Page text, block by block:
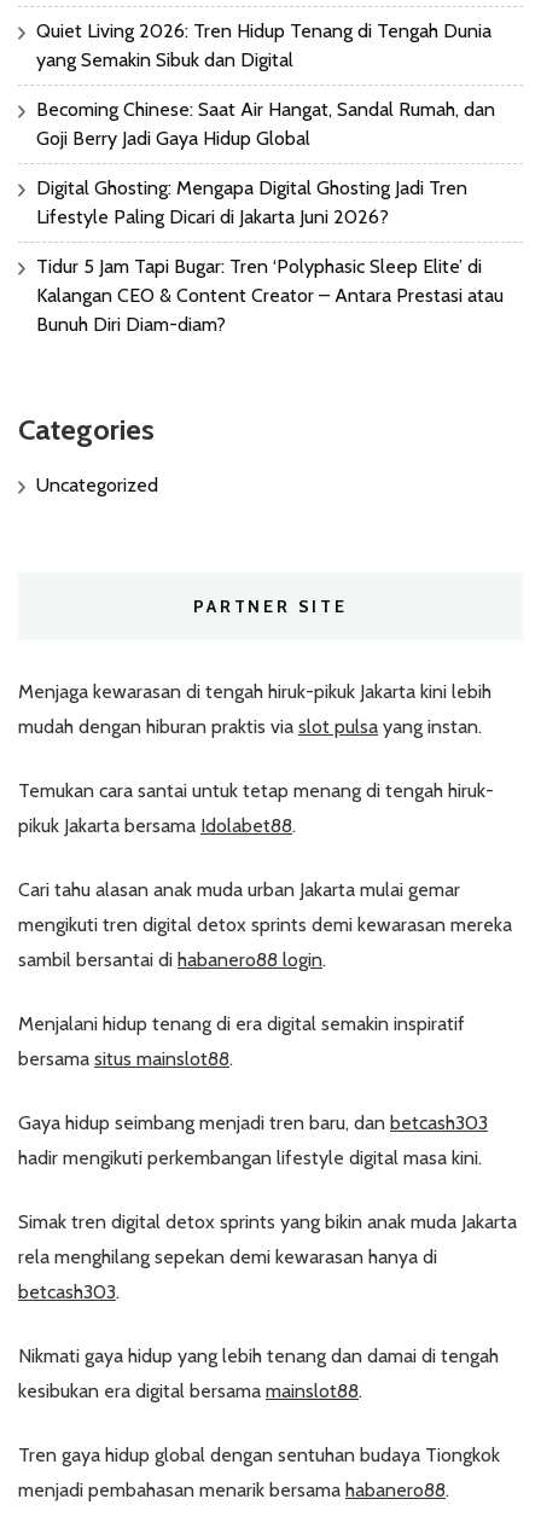
Quiet Living 2026: Tren Hidup Tenang di Tengah Dunia
yang Semakin Sibuk dan Digital
Becoming Chinese: Saat Air Hangat, Sandal Rumah, dan
Goji Berry Jadi Gaya Hidup Global
Digital Ghosting: Mengapa Digital Ghosting Jadi Tren
Lifestyle Paling Dicari di Jakarta Juni 2026?
Tidur 5 Jam Tapi Bugar: Tren ‘Polyphasic Sleep Elite’ di
Kalangan CEO & Content Creator – Antara Prestasi atau
Bunuh Diri Diam-diam?
Categories
Uncategorized
PARTNER SITE
Menjaga kewarasan di tengah hiruk-pikuk Jakarta kini lebih
mudah dengan hiburan praktis via slot pulsa yang instan.
Temukan cara santai untuk tetap menang di tengah hiruk-
pikuk Jakarta bersama Idolabet88.
Cari tahu alasan anak muda urban Jakarta mulai gemar
mengikuti tren digital detox sprints demi kewarasan mereka
sambil bersantai di habanero88 login.
Menjalani hidup tenang di era digital semakin inspiratif
bersama situs mainslot88.
Gaya hidup seimbang menjadi tren baru, dan betcash303
hadir mengikuti perkembangan lifestyle digital masa kini.
Simak tren digital detox sprints yang bikin anak muda Jakarta
rela menghilang sepekan demi kewarasan hanya di
betcash303.
Nikmati gaya hidup yang lebih tenang dan damai di tengah
kesibukan era digital bersama mainslot88.
Tren gaya hidup global dengan sentuhan budaya Tiongkok
menjadi pembahasan menarik bersama habanero88.